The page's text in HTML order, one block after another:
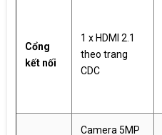
Cổng
kết nối
1 x HDMI 2.1
theo trang
CDC
Camera 5MP